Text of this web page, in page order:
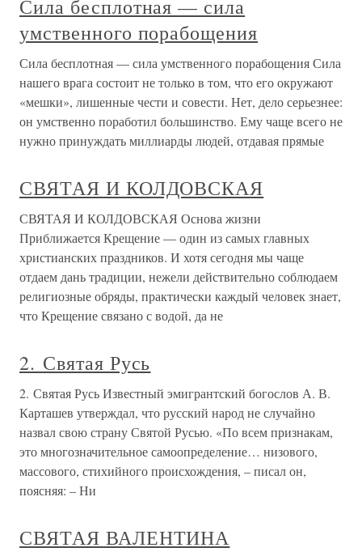
Сила бесплотная — сила
умственного порабощения
Сила бесплотная — сила умственного порабощения Сила
нашего врага состоит не только в том, что его окружают
«мешки», лишенные чести и совести. Нет, дело серьезнее:
он умственно поработил большинство. Ему чаще всего не
нужно принуждать миллиарды людей, отдавая прямые
СВЯТАЯ И КОЛДОВСКАЯ
СВЯТАЯ И КОЛДОВСКАЯ Основа жизни
Приближается Крещение — один из самых главных
христианских праздников. И хотя сегодня мы чаще
отдаем дань традиции, нежели действительно соблюдаем
религиозные обряды, практически каждый человек знает,
что Крещение связано с водой, да не
2. Святая Русь
2. Святая Русь Известный эмигрантский богослов А. В.
Карташев утверждал, что русский народ не случайно
назвал свою страну Святой Русью. «По всем признакам,
это многозначительное самоопределение… низового,
массового, стихийного происхождения, – писал он,
поясняя: – Ни
СВЯТАЯ ВАЛЕНТИНА